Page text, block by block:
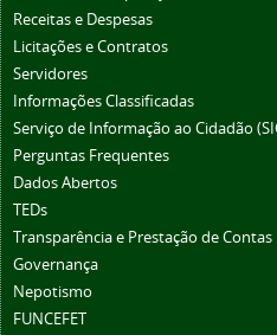
Receitas e Despesas
Licitações e Contratos
Servidores
Informações Classificadas
Serviço de Informação ao Cidadão
Perguntas Frequentes
Dados Abertos
TEDs
Transparência e Prestação de Contas
Governança
Nepotismo
FUNCEFET